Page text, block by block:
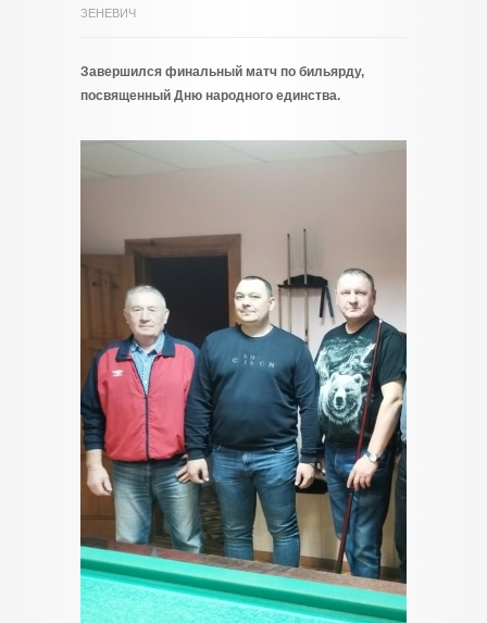
ЗЕНЕВИЧ
Завершился финальный матч по бильярду,
посвященный Дню народного единства.